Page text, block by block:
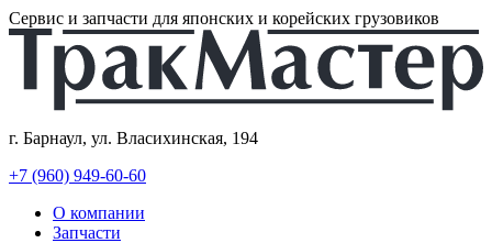
Сервис и запчасти для японских и корейских грузовиков
г. Барнаул, ул. Власихинская, 194
+7 (960) 949-60-60
О компании
Запчасти